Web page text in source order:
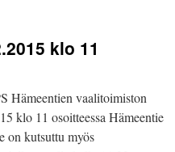
klo 11
Hämeentien vaalitoimiston
klo 11 osoitteessa Hämeentie
on kutsuttu myös